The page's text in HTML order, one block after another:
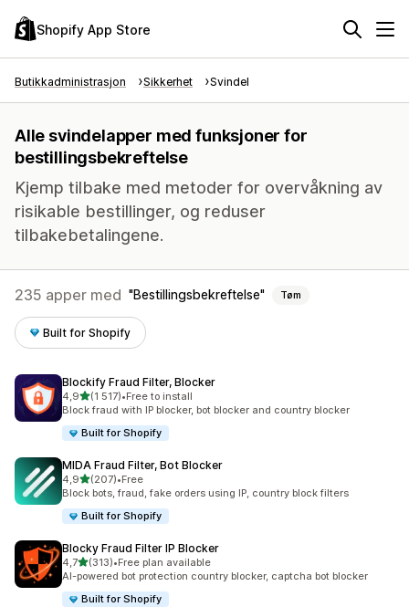
Shopify App Store
Butikkadministrasjon Sikkerhet Svindel
Alle svindelapper med funksjoner for
bestillingsbekreftelse
Kjemp tilbake med metoder for overvåkning av
risikable bestillinger, og reduser
tilbakebetalingene.
235 apper med Bestillingsbekreftelse Tøm
Built for Shopify
Blockify Fraud Filter, Blocker
4,9av 5 stjerner
(1 517)
Totalt 1517 omtaler
•Free to install
Block fraud with IP blocker, bot blocker and country blocker
Built for Shopify
MIDA Fraud Filter, Bot Blocker
4,9av 5 stjerner
(207)
Totalt 207 omtaler
•Free
Block bots, fraud, fake orders using IP, country block filters
Built for Shopify
Blocky Fraud Filter IP Blocker
4,7av 5 stjerner
(313)
Totalt 313 omtaler
•Free plan available
AI-powered bot protection country blocker, captcha bot blocker
Built for Shopify